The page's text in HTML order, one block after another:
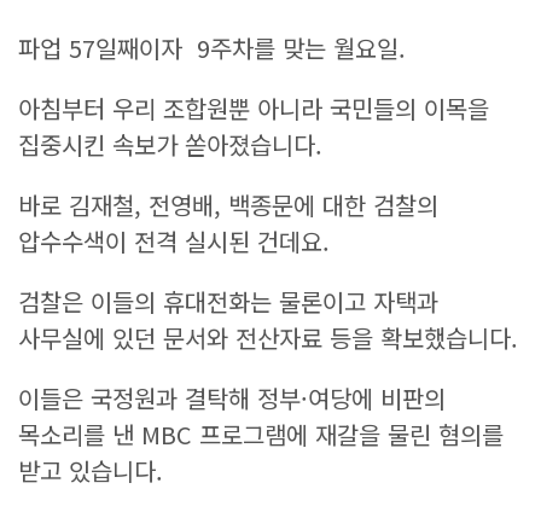
파업 57일째이자 9주차를 맞는 월요일.
아침부터 우리 조합원뿐 아니라 국민들의 이목을
집중시킨 속보가 쏟아졌습니다.
바로 김재철, 전영배, 백종문에 대한 검찰의
압수수색이 전격 실시된 건데요.
검찰은 이들의 휴대전화는 물론이고 자택과
사무실에 있던 문서와 전산자료 등을 확보했습니다.
이들은 국정원과 결탁해 정부·여당에 비판의
목소리를 낸 MBC 프로그램에 재갈을 물린 혐의를
받고 있습니다.